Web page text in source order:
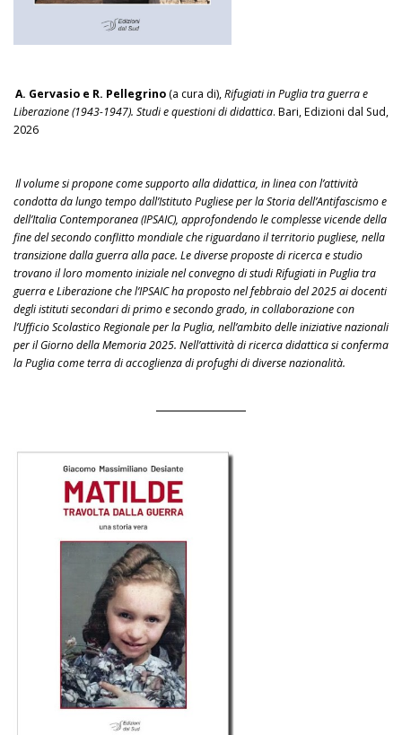
A. Gervasio e R. Pellegrino (a cura di),Rifugiati in Puglia tra guerra e
Liberazione (1943-1947). Studi e questioni di didattica. Bari, Edizioni dal Sud,
2026
Il volume si propone come supporto alla didattica, in linea con l’attività
condotta da lungo tempo dall’Istituto Pugliese per la Storia dell’Antifascismo e
dell’Italia Contemporanea (IPSAIC), approfondendo le complesse vicende della
fine del secondo conflitto mondiale che riguardano il territorio pugliese, nella
transizione dalla guerra alla pace. Le diverse proposte di ricerca e studio
trovano il loro momento iniziale nel convegno di studi Rifugiati in Puglia tra
guerra e Liberazione che l’IPSAIC ha proposto nel febbraio del 2025 ai docenti
degli istituti secondari di primo e secondo grado, in collaborazione con
l’Ufficio Scolastico Regionale per la Puglia, nell’ambito delle iniziative nazionali
per il Giorno della Memoria 2025. Nell’attività di ricerca didattica si conferma
la Puglia come terra di accoglienza di profughi di diverse nazionalità.